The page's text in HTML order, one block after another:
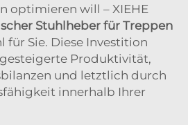
optimieren will – XIEHE
Stuhlheber für Treppen
für Sie. Diese Investition
Produktivität,
und letztlich durch
innerhalb Ihrer